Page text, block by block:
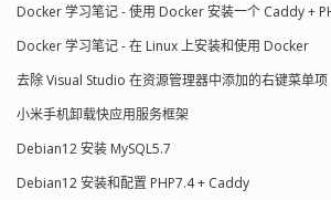
Docker 学习笔记 - 使用 Docker 安装一个 Caddy +
Docker 学习笔记 - 在 Linux 上安装和使用 Docker
去除 Visual Studio 在资源管理器中添加的右键菜单项
小米手机卸载快应用服务框架
Debian12 安装 MySQL5.7
Debian12 安装和配置 PHP7.4 + Caddy